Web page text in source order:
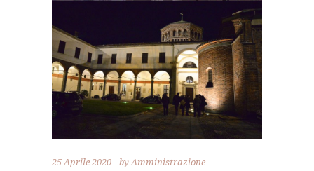
25 Aprile 2020 byAmministrazione